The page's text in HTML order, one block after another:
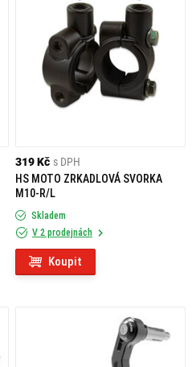
319 Kč s DPH
HS MOTO ZRKADLOVÁ SVORKA
M10-R/L
Skladem
V 2 prodejnách
Koupit